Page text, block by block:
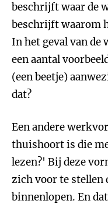
beschrijft waar de
beschrijft waarom
In het geval van de
een aantal
(een beetje)
dat?
Een andere
thuishoort is die
lezen?' Bij deze
zich voor te stellen
binnenlopen. En